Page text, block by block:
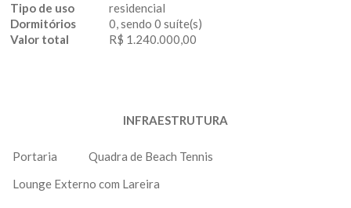
Tipo de uso
residencial
Dormitórios
0, sendo 0 suíte(s)
Valor total
R$ 1.240.000,00
INFRAESTRUTURA
Portaria
Quadra de Beach Tennis
Lounge Externo com Lareira